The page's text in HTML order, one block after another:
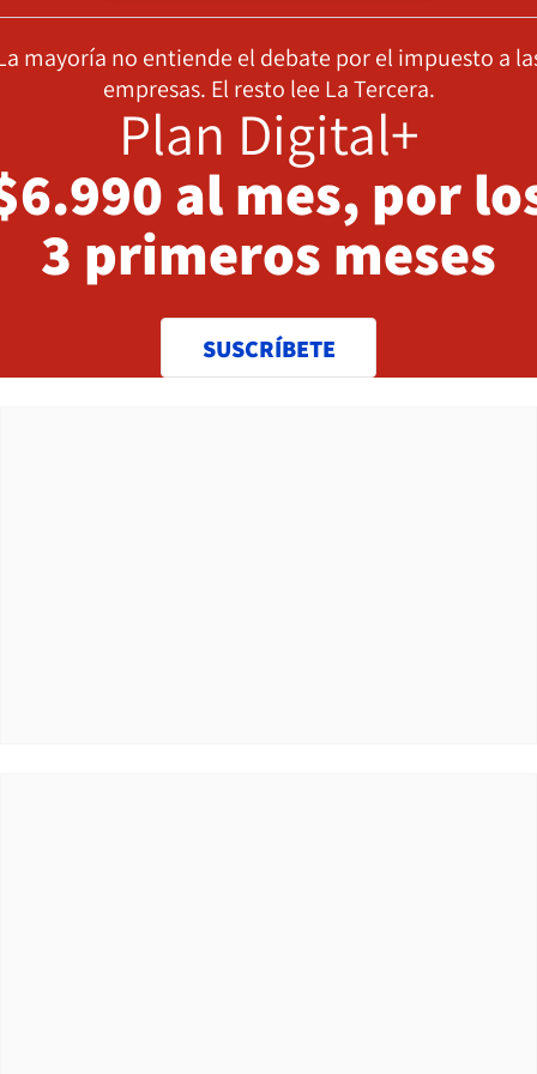
mayoría no entiende el debate por el impuesto a
empresas. El resto lee La Tercera.
Plan Digital+
al mes, por
3 primeros meses
SUSCRÍBETE